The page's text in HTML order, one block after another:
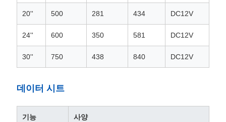
PRIVACY
POLICY
20'' 500 281 434 DC12V
24'' 600 350 581 DC12V
30'' 750 438 840 DC12V
데이터 시트
기능 사양